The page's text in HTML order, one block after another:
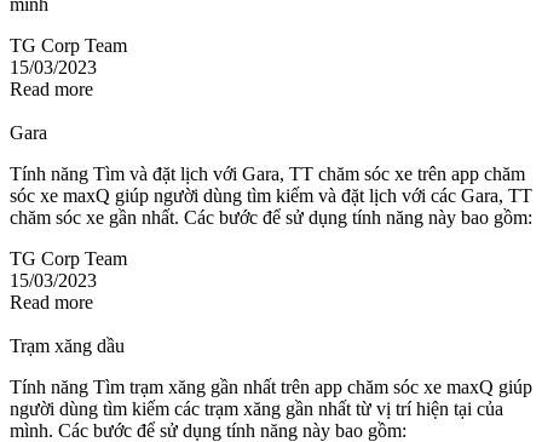
mình
TG Corp Team
15/03/2023
Read more
Gara
Tính năng Tìm và đặt lịch với Gara, TT chăm sóc xe trên app chăm
sóc xe maxQ giúp người dùng tìm kiếm và đặt lịch với các Gara, TT
chăm sóc xe gần nhất. Các bước để sử dụng tính năng này bao gồm:
TG Corp Team
15/03/2023
Read more
Trạm xăng dầu
Tính năng Tìm trạm xăng gần nhất trên app chăm sóc xe maxQ giúp
người dùng tìm kiếm các trạm xăng gần nhất từ vị trí hiện tại của
mình. Các bước để sử dụng tính năng này bao gồm: